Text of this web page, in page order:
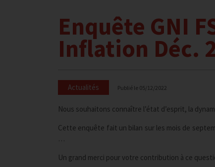
Enquête GNI
Inflation Déc.
Actualités Publié le 05/12/2022
Nous souhaitons connaître l’état d’esprit, la
Cette enquête fait un bilan sur les mois de
…
Un grand merci pour votre contribution à ce